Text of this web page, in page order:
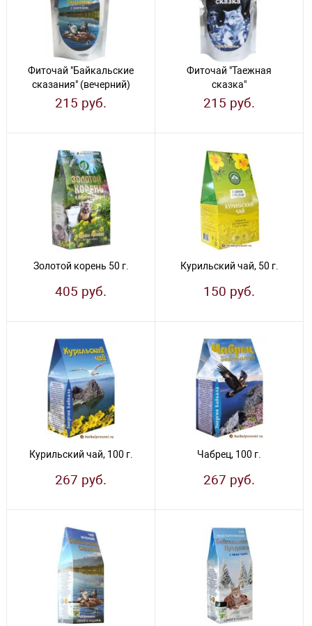
Фиточай "Байкальские
сказания" (вечерний)
215 руб.
Фиточай "Таежная
сказка"
(общеукрепляющий)
215 руб.
Золотой корень 50 г.
405 руб.
Курильский чай, 50 г.
150 руб.
Курильский чай, 100 г.
267 руб.
Чабрец, 100 г.
267 руб.